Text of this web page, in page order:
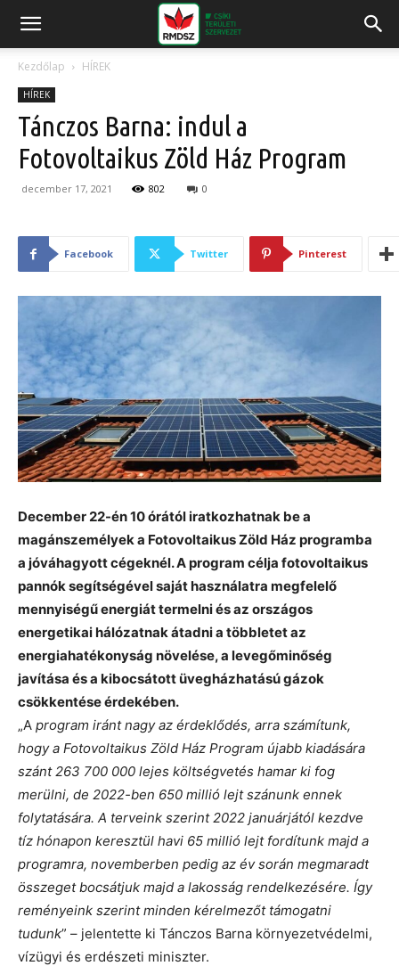
Kezdőlap HÍREK
HÍREK
Tánczos Barna: indul a
Fotovoltaikus Zöld Ház Program
december 17, 2021 802 0
Facebook Twitter Pinterest
December 22-én 10 órától iratkozhatnak be a
magánszemélyek a Fotovoltaikus Zöld Ház programba
a jóváhagyott cégeknél. A program célja fotovoltaikus
pannók segítségével saját használatra megfelelő
mennyiségű energiát termelni és az országos
energetikai hálózatnak átadni a többletet az
energiahatékonyság növelése, a levegőminőség
javítása és a kibocsátott üvegházhatású gázok
csökkentése érdekében.
„A program iránt nagy az érdeklődés, arra számítunk,
hogy a Fotovoltaikus Zöld Ház Program újabb kiadására
szánt 263 700 000 lejes költségvetés hamar ki fog
merülni, de 2022-ben 650 millió lejt szánunk ennek
folytatására. A terveink szerint 2022 januárjától kezdve
tíz hónapon keresztül havi 65 millió lejt fordítunk majd a
programra, novemberben pedig az év során megmaradt
összeget bocsátjuk majd a lakosság rendelkezésére. Így
reményeink szerint minden kérelmezőt támogatni
tudunk” – jelentette ki Tánczos Barna környezetvédelmi,
vízügyi és erdészeti miniszter.